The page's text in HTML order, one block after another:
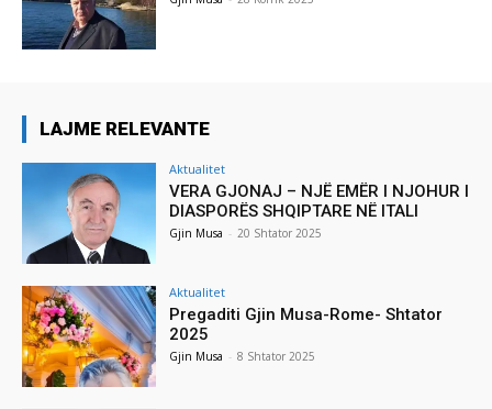
LAJME RELEVANTE
Aktualitet
VERA GJONAJ – NJË EMËR I NJOHUR I
DIASPORËS SHQIPTARE NË ITALI
Gjin Musa - 20 Shtator 2025
Aktualitet
Pregaditi Gjin Musa-Rome- Shtator
2025
Gjin Musa - 8 Shtator 2025